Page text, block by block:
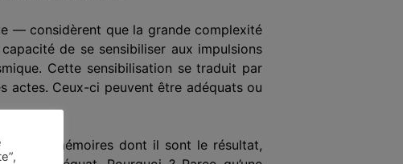
— considèrent que la grande complexité
de se sensibiliser aux impulsions
Cette sensibilisation se traduit par
actes. Ceux-ci peuvent être adéquats ou
de mémoires dont il sont le résultat,